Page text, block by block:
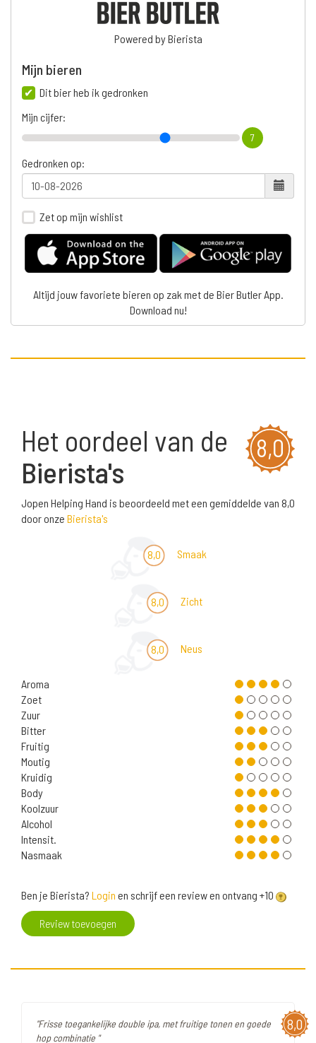
Powered by Bierista
Mijn bieren
Dit bier heb ik gedronken
Mijn cijfer:
7
Gedronken op:
Zet op mijn wishlist
Altijd jouw favoriete bieren op zak met de Bier Butler App.
Download nu!
8,0
Het oordeel van de
Bierista's
Jopen Helping Hand is beoordeeld met een gemiddelde van 8,0
door onze Bierista's
8,0 Smaak
8,0 Zicht
8,0 Neus
Aroma
Zoet
Zuur
Bitter
Fruitig
Moutig
Kruidig
Body
Koolzuur
Alcohol
Intensit.
Nasmaak
Ben je Bierista? Login en schrijf een review en ontvang +10
Review toevoegen
8,0
"Frisse toegankelijke double ipa, met fruitige tonen en goede
hop combinatie "